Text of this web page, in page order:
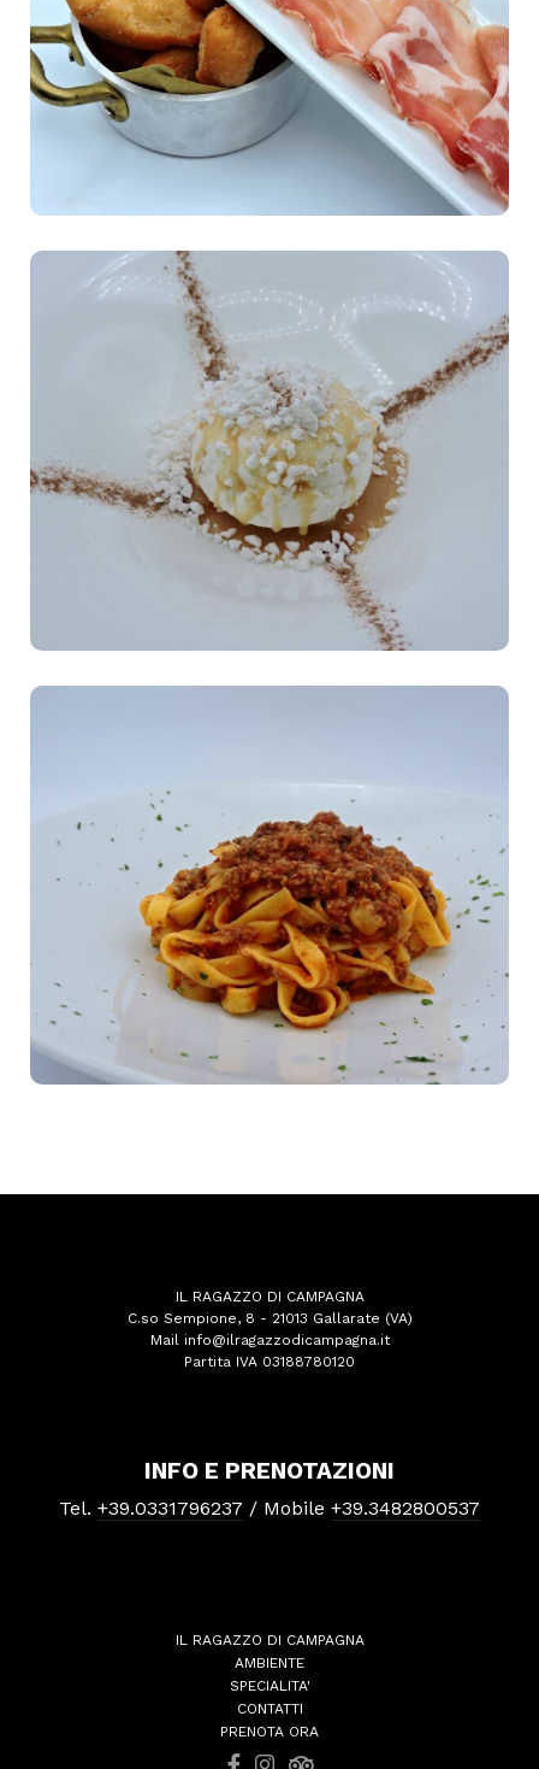
IL RAGAZZO DI CAMPAGNA
C.so Sempione, 8 - 21013 Gallarate (VA)
Mail info@ilragazzodicampagna.it
Partita IVA 03188780120
INFO E PRENOTAZIONI
Tel. +39.0331796237 / Mobile +39.3482800537
IL RAGAZZO DI CAMPAGNA
AMBIENTE
SPECIALITA'
CONTATTI
PRENOTA ORA